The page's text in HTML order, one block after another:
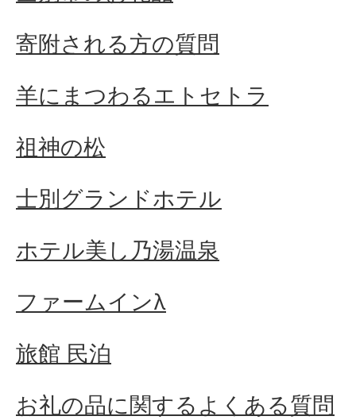
寄附される方の質問
羊にまつわるエトセトラ
祖神の松
士別グランドホテル
ホテル美し乃湯温泉
ファームインλ
旅館 民泊
お礼の品に関するよくある質問